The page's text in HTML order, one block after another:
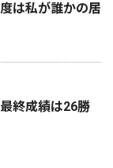
は私が誰かの居
終成績は26勝